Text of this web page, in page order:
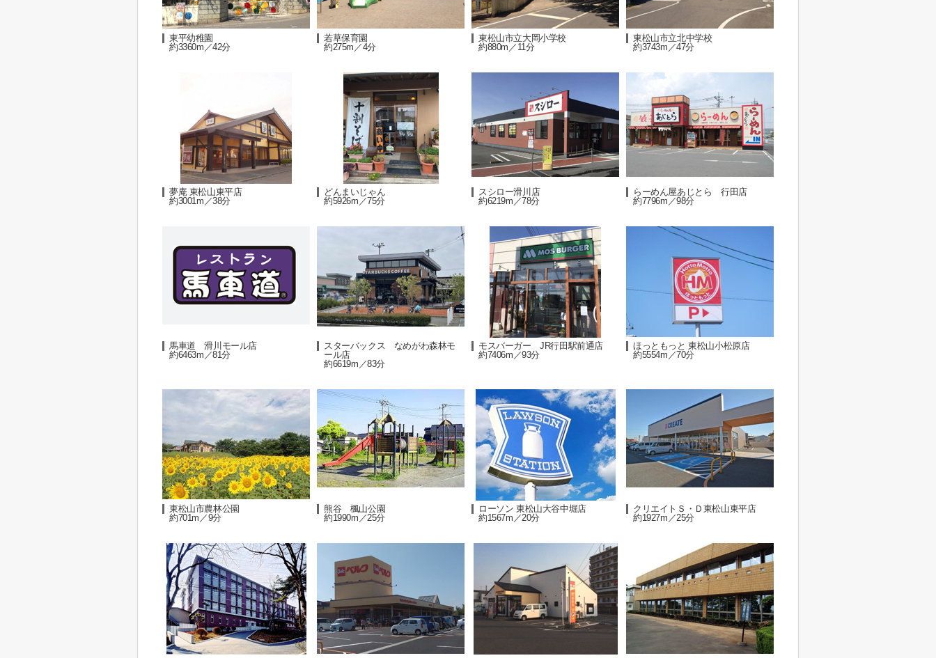
東平幼稚園
約3360m／42分
若草保育園
約275m／4分
東松山市立大岡小学校
約880m／11分
東松山市立北中学校
約3743m／47分
夢庵 東松山東平店
約3001m／38分
どんまいじゃん
約5926m／75分
スシロー滑川店
約6219m／78分
らーめん屋あじとら 行田店
約7796m／98分
馬車道 滑川モール店
約6463m／81分
スターバックス なめがわ森林モ
ール店
約6619m／83分
モスバーガー JR行田駅前通店
約7406m／93分
ほっともっと 東松山小松原店
約5554m／70分
東松山市農林公園
約701m／9分
熊谷 楓山公園
約1990m／25分
ローソン 東松山大谷中堀店
約1567m／20分
クリエイトＳ・Ｄ東松山東平店
約1927m／25分